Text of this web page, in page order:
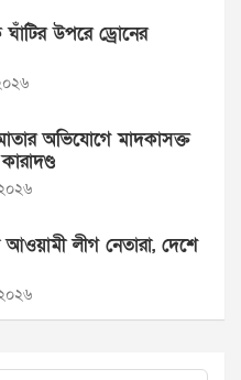
ঘাঁটির উপরে ড্রোনের
অভিযোগে মাদকাসক্ত
আওয়ামী লীগ নেতারা, দেশে